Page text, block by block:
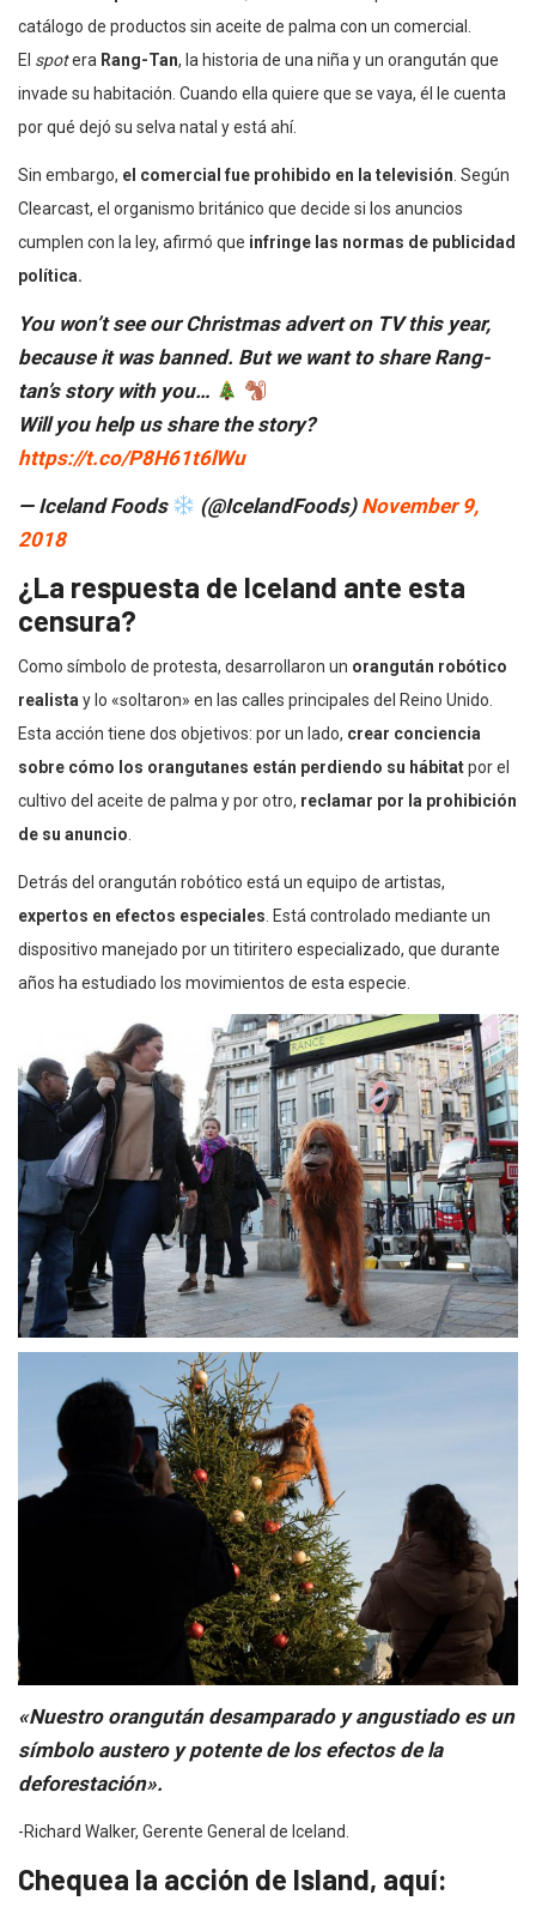
catálogo de productos sin aceite de palma con un comercial.
El spotera Rang-Tan, la historia de una niña y un orangután que
invade su habitación. Cuando ella quiere que se vaya, él le cuenta
por qué dejó su selva natal y está ahí.
Sin embargo, el comercial fue prohibido en la televisión . Según
Clearcast, el organismo británico que decide si los anuncios
cumplen con la ley, afirmó que infringe las normas de publicidad
política.
You won’t see our Christmas advert on TV this year,
because it was banned. But we want to share Rang-
tan’s story with you…
Will you help us share the story?
https://t.co/P8H61t6lWu
— Iceland Foods
(@IcelandFoods) November 9,
2018
¿La respuesta de Iceland ante esta
censura?
Como símbolo de protesta, desarrollaron un orangután robótico
realista y lo «soltaron» en las calles principales del Reino Unido.
Esta acción tiene dos objetivos: por un lado, crear conciencia
sobre cómo los orangutanes están perdiendo su hábitatpor el
cultivo del aceite de palma y por otro, reclamar por la prohibición
de su anuncio
Detrás del orangután robótico está un equipo de artistas,
expertos en efectos especiales . Está controlado mediante un
dispositivo manejado por un titiritero especializado, que durante
años ha estudiado los movimientos de esta especie.
«Nuestro orangután desamparado y angustiado es un
símbolo austero y potente de los efectos de la
deforestación».
-Richard Walker, Gerente General de Iceland.
Chequea la acción de Island, aquí: